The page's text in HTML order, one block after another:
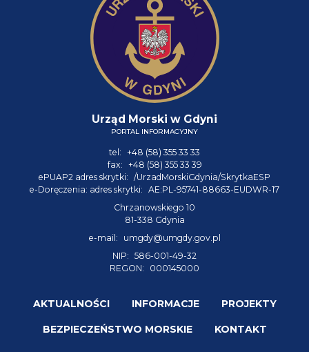
Urząd Morski w Gdyni
PORTAL INFORMACYJNY
tel: +48 (58) 355 33 33
fax: +48 (58) 355 33 39
ePUAP2 adres skrytki: /UrzadMorskiGdynia/SkrytkaESP
e-Doręczenia: adres skrytki: AE:PL-95741-88663-EUDWR-17
Chrzanowskiego 10
81-338 Gdynia
e-mail:
umgdy@umgdy.gov.pl
NIP: 586-001-49-32
REGON:
000145000
AKTUALNOŚCI INFORMACJE PROJEKTY
BEZPIECZEŃSTWO MORSKIE KONTAKT